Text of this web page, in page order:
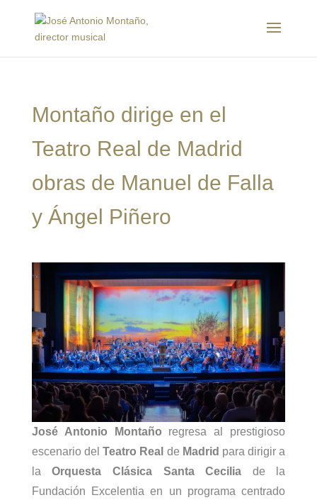
Montaño dirige en el
Teatro Real de Madrid
obras de Manuel de Falla
y Ángel Piñero
José Antonio Montaño regresa al prestigioso
escenario delTeatro Real de Madrid para dirigir a
laOrquesta Clásica Santa Cecilia de la
Fundación Excelentia en un programa centrado